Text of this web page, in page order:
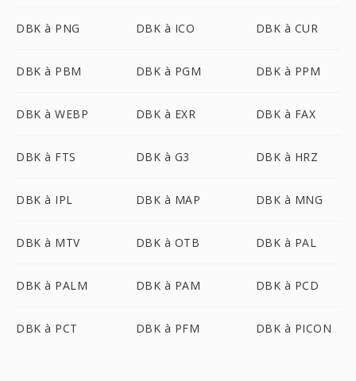
DBK à PNG DBK à ICO DBK à CUR
DBK à PBM DBK à PGM DBK à PPM
DBK à WEBP DBK à EXR DBK à FAX
DBK à FTS DBK à G3 DBK à HRZ
DBK à IPL DBK à MAP DBK à MNG
DBK à MTV DBK à OTB DBK à PAL
DBK à PALM DBK à PAM DBK à PCD
DBK à PCT DBK à PFM DBK à PICON